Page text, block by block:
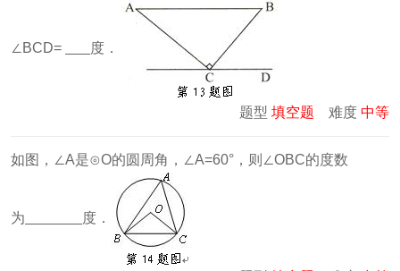
∠BCD= 度．
题型 填空题 难度 中等
如图，∠A是⊙O的圆周角，∠A=60°，则∠OBC的度数
为 度．